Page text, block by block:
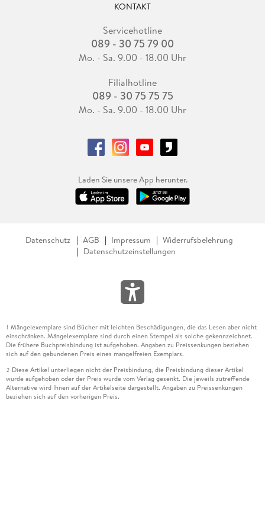
KONTAKT
Servicehotline
089 - 30 75 79 00
Mo. - Sa. 9.00 - 18.00 Uhr
Filialhotline
089 - 30 75 75 75
Mo. - Sa. 9.00 - 18.00 Uhr
Laden Sie unsere App herunter.
Datenschutz AGB Impressum
Widerrufsbelehrung
Datenschutzeinstellungen
1 Mängelexemplare sind Bücher mit leichten Beschädigungen, die das Lesen aber nicht
einschränken. Mängelexemplare sind durch einen Stempel als solche gekennzeichnet.
Die frühere Buchpreisbindung ist aufgehoben. Angaben zu Preissenkungen beziehen
sich auf den gebundenen Preis eines mangelfreien Exemplars.
2 Diese Artikel unterliegen nicht der Preisbindung, die Preisbindung dieser Artikel
wurde aufgehoben oder der Preis wurde vom Verlag gesenkt. Die jeweils zutreffende
Alternative wird Ihnen auf der Artikelseite dargestellt. Angaben zu Preissenkungen
beziehen sich auf den vorherigen Preis.